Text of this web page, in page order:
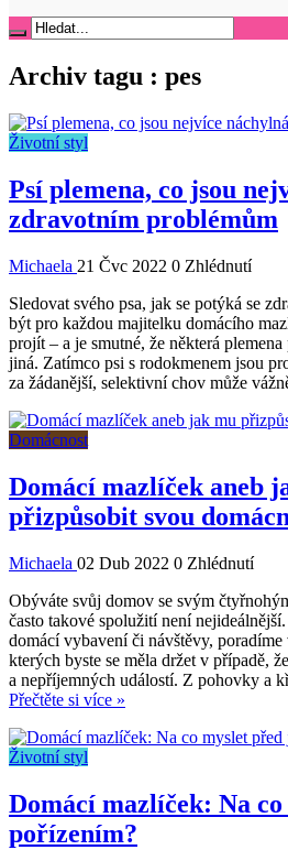
Archiv tagu : pes
Životní styl
Psí plemena, co jsou
zdravotním problémům
Michaela 21 Čvc 2022 0 Zhlédnutí
Sledovat svého psa, jak se potýká se
být pro každou majitelku domácího
projít – a je smutné, že některá
jiná. Zatímco psi s rodokmenem jsou
za žádanější, selektivní chov může
Domácnost
Domácí mazlíček aneb
přizpůsobit svou
Michaela 02 Dub 2022 0 Zhlédnutí
Obýváte svůj domov se svým
často takové spolužití není
domácí vybavení či návštěvy,
kterých byste se měla držet v případě,
a nepříjemných událostí. Z pohovky a
Přečtěte si více »
Životní styl
Domácí mazlíček: Na
pořízením?